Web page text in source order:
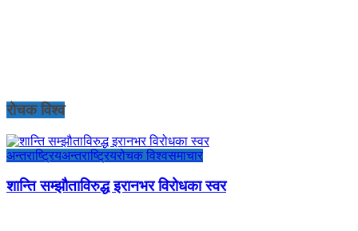
रोचक विश्व
अन्तराष्ट्रियअन्तराष्ट्रियरोचक विश्वसमाचार
शान्ति सम्झौताविरुद्ध इरानभर विरोधका स्वर